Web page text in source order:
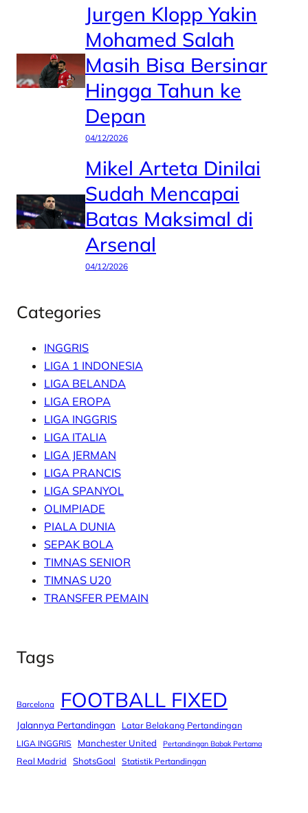
Jurgen Klopp Yakin
Mohamed Salah
Masih Bisa Bersinar
Hingga Tahun ke
Depan
04/12/2026
Mikel Arteta Dinilai
Sudah Mencapai
Batas Maksimal di
Arsenal
04/12/2026
Categories
INGGRIS
LIGA 1 INDONESIA
LIGA BELANDA
LIGA EROPA
LIGA INGGRIS
LIGA ITALIA
LIGA JERMAN
LIGA PRANCIS
LIGA SPANYOL
OLIMPIADE
PIALA DUNIA
SEPAK BOLA
TIMNAS SENIOR
TIMNAS U20
TRANSFER PEMAIN
Tags
Barcelona FOOTBALL FIXED
Jalannya Pertandingan Latar Belakang Pertandingan
LIGA INGGRIS Manchester United Pertandingan Babak Pertama
Real Madrid ShotsGoal Statistik Pertandingan